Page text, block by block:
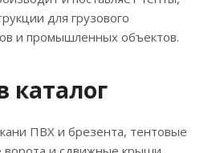
для грузового
и промышленных объектов.
каталог
ПВХ и брезента, тентовые